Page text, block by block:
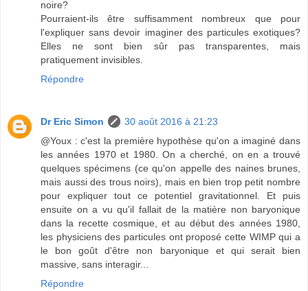
noire?
Pourraient-ils être suffisamment nombreux que pour
l'expliquer sans devoir imaginer des particules exotiques?
Elles ne sont bien sûr pas transparentes, mais
pratiquement invisibles.
Répondre
Dr Eric Simon
30 août 2016 à 21:23
@Youx : c'est la première hypothèse qu'on a imaginé dans
les années 1970 et 1980. On a cherché, on en a trouvé
quelques spécimens (ce qu'on appelle des naines brunes,
mais aussi des trous noirs), mais en bien trop petit nombre
pour expliquer tout ce potentiel gravitationnel. Et puis
ensuite on a vu qu'il fallait de la matière non baryonique
dans la recette cosmique, et au début des années 1980,
les physiciens des particules ont proposé cette WIMP qui a
le bon goût d'être non baryonique et qui serait bien
massive, sans interagir...
Répondre